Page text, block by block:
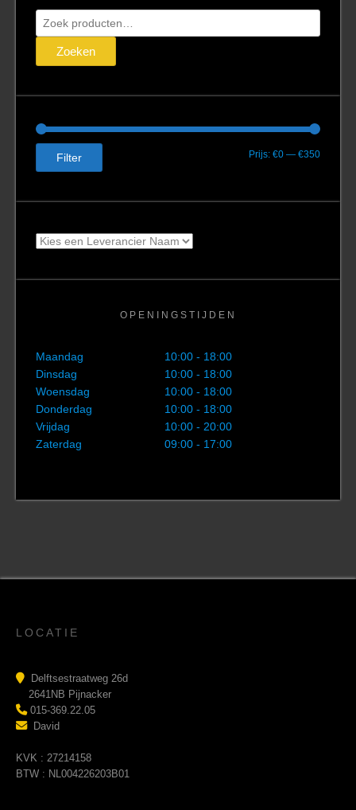
Zoeken
naar:
Zoeken
Min.
Max.
Filter Prijs: €0 — €350
OPENINGSTIJDEN
Maandag
10:00 - 18:00
Dinsdag
10:00 - 18:00
Woensdag
10:00 - 18:00
Donderdag
10:00 - 18:00
Vrijdag
10:00 - 20:00
Zaterdag
09:00 - 17:00
LOCATIE
Delftsestraatweg 26d
2641NB Pijnacker
015-369.22.05
David
KVK : 27214158
BTW : NL004226203B01